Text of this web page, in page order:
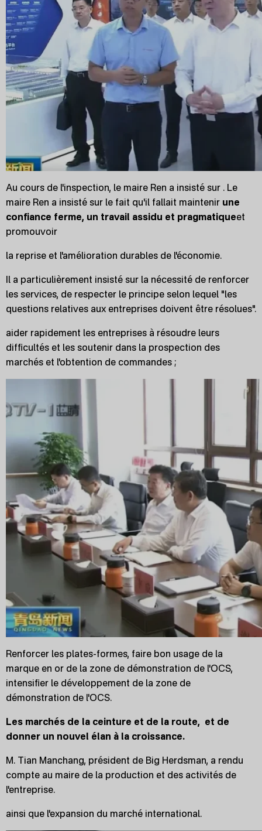
Au cours de l'inspection, le maire Ren a insisté sur . Le
maire Ren a insisté sur le fait qu'il fallait maintenir une
confiance ferme, un travail assidu et pragmatiqueet
promouvoir
la reprise et l'amélioration durables de l'économie.
Il a particulièrement insisté sur la nécessité de renforcer
les services, de respecter le principe selon lequel "les
questions relatives aux entreprises doivent être résolues".
aider rapidement les entreprises à résoudre leurs
difficultés et les soutenir dans la prospection des
marchés et l'obtention de commandes ;
Renforcer les plates-formes, faire bon usage de la
marque en or de la zone de démonstration de l'OCS,
intensifier le développement de la zone de
démonstration de l'OCS.
Les marchés de la ceinture et de la route, et de
donner un nouvel élan à la croissance.
M. Tian Manchang, président de Big Herdsman, a rendu
compte au maire de la production et des activités de
l'entreprise.
ainsi que l'expansion du marché international.